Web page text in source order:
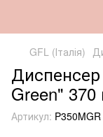
GFL (Італія)
Green"
Артикул: P350MGR